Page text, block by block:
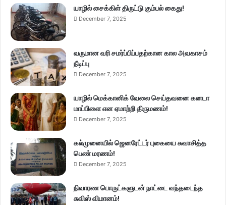
யாழில் சைக்கிள் திருட்டு கும்பல் கைது!
December 7, 2025
வருமான வரி சமர்ப்பிப்பதற்கான கால அவகாசம்
நீடிப்பு
December 7, 2025
யாழில் மெக்கானிக் வேலை செய்தவனை கனடா
மாப்பிளை என ஏமாற்றி திருமணம்!
December 7, 2025
கல்முனையில் ஜெனரேட்டர் புகையை சுவாசித்த
பெண் மரணம்!
December 7, 2025
நிவாரண பொருட்களுடன் நாட்டை வந்தடைந்த
சுவிஸ் விமானம்!